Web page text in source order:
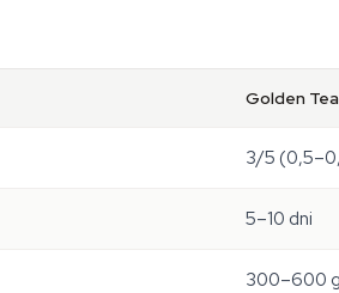
Golden
3/5
5–10 dni
300–600 g